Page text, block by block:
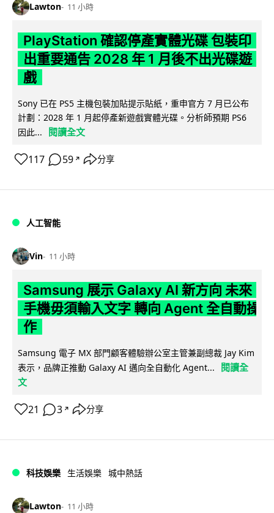
Lawton 11 小時
PlayStation 確認停產實體光碟 包裝印
出重要通告 2028 年 1 月後不出光碟遊
戲
Sony 已在 PS5 主機包裝加貼提示貼紙，重申官方 7 月已公布
計劃：2028 年 1 月起停產新遊戲實體光碟。分析師預期 PS6
因此...
閱讀全文
117 59 ↗ 分享
人工智能
Vin 11 小時
Samsung 展示 Galaxy AI 新方向 未來
手機毋須輸入文字 轉向 Agent 全自動操
作
Samsung 電子 MX 部門顧客體驗辦公室主管兼副總裁 Jay Kim
表示，品牌正推動 Galaxy AI 邁向全自動化 Agent...
閱讀全
文
21 3 ↗ 分享
科技娛樂 生活娛樂 城中熱話
Lawton 11 小時